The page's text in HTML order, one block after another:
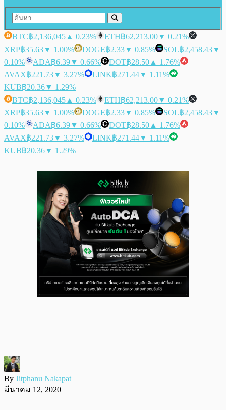
BTC฿2,136,045 ▲ 0.23% ETH฿62,213.00▼ 0.21%
XRP฿35.63▼ 1.00% DOGE฿2.33▼ 0.85% SOL฿2,458.43▼
0.10%
ADA฿6.39▼ 0.66% DOT฿28.50 ▲ 1.76%
AVAX฿221.73▼ 3.27% LINK฿271.44▼ 1.11%
KUB฿20.36▼ 1.29%
BTC฿2,136,045 ▲ 0.23% ETH฿62,213.00▼ 0.21%
XRP฿35.63▼ 1.00% DOGE฿2.33▼ 0.85% SOL฿2,458.43▼
0.10%
ADA฿6.39▼ 0.66% DOT฿28.50 ▲ 1.76%
AVAX฿221.73▼ 3.27% LINK฿271.44▼ 1.11%
KUB฿20.36▼ 1.29%
By Jitphanu Nakapat
มีนาคม 12, 2020